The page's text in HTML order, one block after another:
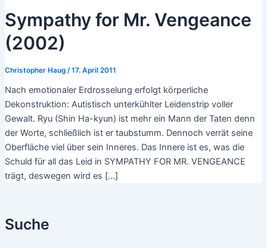
Suche
Sympathy for Mr. Vengeance
(2002)
Christopher Haug /17. April 2011
Nach emotionaler Erdrosselung erfolgt körperliche
Dekonstruktion: Autistisch unterkühlter Leidenstrip voller
Gewalt. Ryu (Shin Ha-kyun) ist mehr ein Mann der Taten denn
der Worte, schließlich ist er taubstumm. Dennoch verrät seine
Oberfläche viel über sein Inneres. Das Innere ist es, was die
Schuld für all das Leid in SYMPATHY FOR MR. VENGEANCE
trägt, deswegen wird es […]